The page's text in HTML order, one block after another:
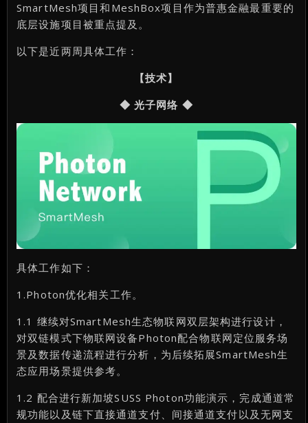
SmartMesh项目和MeshBox项目作为普惠金融最重要的
底层设施项目被重点提及。
以下是近两周具体工作：
【技术】
◆ 光子网络 ◆
具体工作如下：
1.Photon优化相关工作。
1.1 继续对SmartMesh生态物联网双层架构进行设计，
对双链模式下物联网设备Photon配合物联网定位服务场
景及数据传递流程进行分析，为后续拓展SmartMesh生
态应用场景提供参考。
1.2 配合进行新加坡SUSS Photon功能演示，完成通道常
规功能以及链下直接通道支付、间接通道支付以及无网支